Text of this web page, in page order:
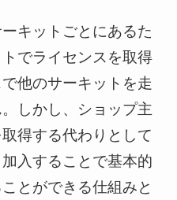
キットごとにあるた
でライセンスを取得
他のサーキットを走
しかし、ショップ主
得する代わりとして
入することで基本的
とができる仕組みと